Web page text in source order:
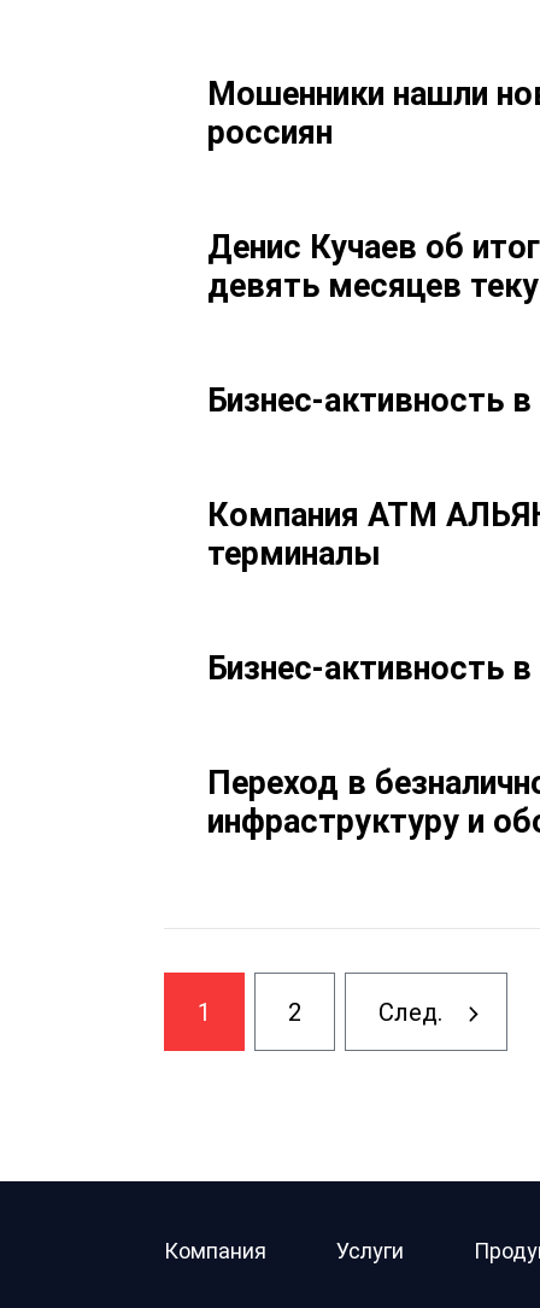
Мошенники нашли
россиян
Денис Кучаев об
девять месяцев
Бизнес-активность
Компания АТМ
терминалы
Бизнес-активность
Переход в
инфраструктуру и
1 2 След.
Компания Услуги